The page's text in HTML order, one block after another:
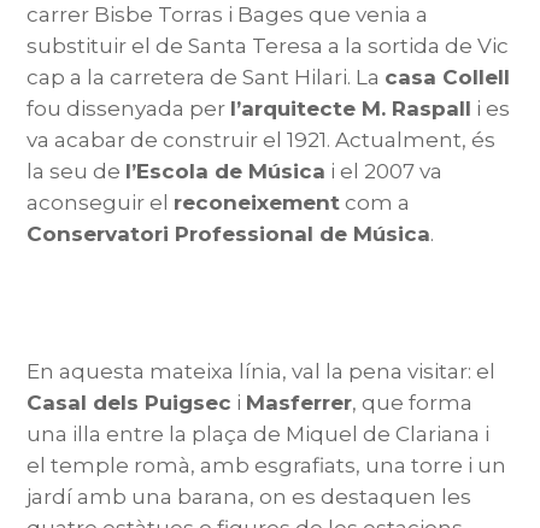
carrer Bisbe Torras i Bages que venia a
substituir el de Santa Teresa a la sortida de Vic
cap a la carretera de Sant Hilari. La casa Collell
fou dissenyada per l’arquitecte M. Raspall i es
va acabar de construir el 1921. Actualment, és
la seu de l’Escola de Música i el 2007 va
aconseguir el reconeixement com a
Conservatori Professional de Música.
En aquesta mateixa línia, val la pena visitar: el
Casal dels Puigsec i Masferrer, que forma
una illa entre la plaça de Miquel de Clariana i
el temple romà, amb esgrafiats, una torre i un
jardí amb una barana, on es destaquen les